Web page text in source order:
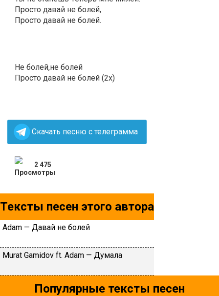
Просто давай не болей,
Просто давай не болей.
Не болей,не болей
Просто давай не болей (2x)
Скачать песню с телеграмма
2 475
Тексты песен этого автора
Adam — Давай не болей
Murat Gamidov ft. Adam — Думала
Популярные тексты песен